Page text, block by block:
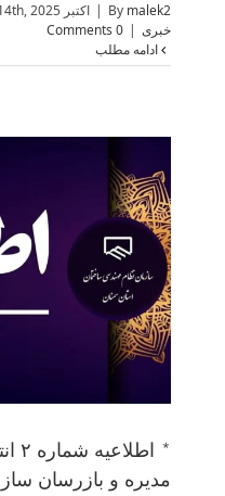
By malek2
| اکتبر 14th, 2025
خبری |
0 Comments
ادامه مطلب
*
مدیره و بازرسان